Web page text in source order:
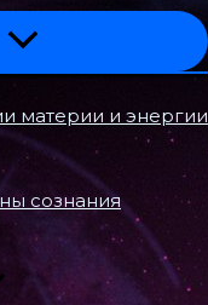
материи и энергии
сознания